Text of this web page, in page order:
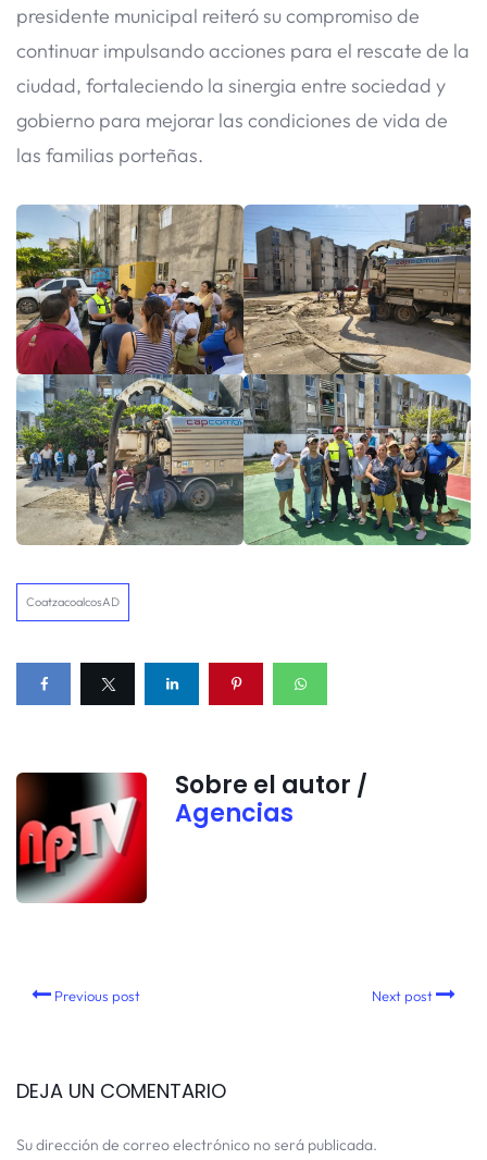
presidente municipal reiteró su compromiso de
continuar impulsando acciones para el rescate de la
ciudad, fortaleciendo la sinergia entre sociedad y
gobierno para mejorar las condiciones de vida de
las familias porteñas.
CoatzacoalcosAD
Sobre el autor /
Agencias
Previous post Next post
DEJA UN COMENTARIO
Su dirección de correo electrónico no será publicada.